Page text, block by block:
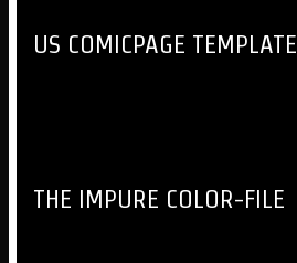
US COMICPAGE TEMPLATE
THE IMPURE COLOR-FILE